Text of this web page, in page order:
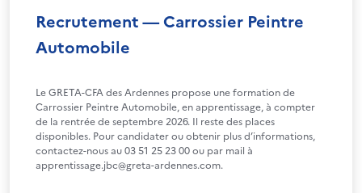
Recrutement — Carrossier Peintre
Automobile
Le GRETA-CFA des Ardennes propose une formation de
Carrossier Peintre Automobile, en apprentissage, à compter
de la rentrée de septembre 2026. Il reste des places
disponibles. Pour candidater ou obtenir plus d’informations,
contactez-nous au 03 51 25 23 00 ou par mail à
apprentissage.jbc@greta-ardennes.com.